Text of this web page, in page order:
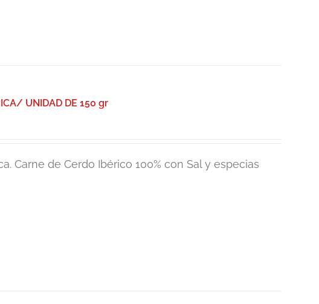
UNIDAD DE 150 gr
Carne de Cerdo Ibérico 100% con Sal y especias